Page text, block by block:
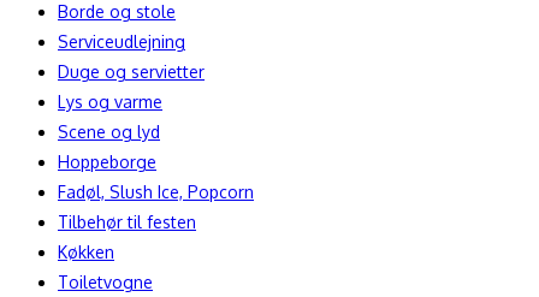
Borde og stole
Serviceudlejning
Duge og servietter
Lys og varme
Scene og lyd
Hoppeborge
Fadøl, Slush Ice, Popcorn
Tilbehør til festen
Køkken
Toiletvogne